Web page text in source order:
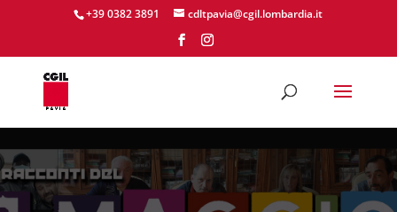
+39 0382 3891 cdltpavia@cgil.lombardia.it